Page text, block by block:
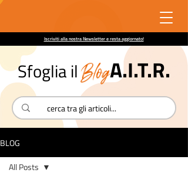
Iscriviti alla nostra Newsletter e resta aggiornato!
Sfoglia ilBlogA.I.T.R.
BLOG
All Posts